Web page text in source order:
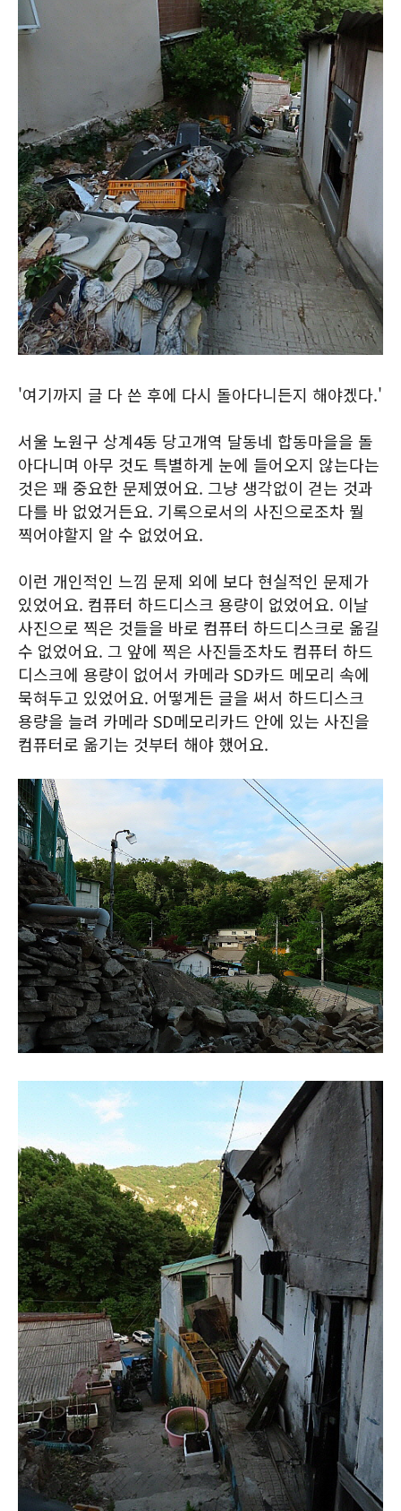
'여기까지 글 다 쓴 후에 다시 돌아다니든지 해야겠다.'
서울 노원구 상계4동 당고개역 달동네 합동마을을 돌
아다니며 아무 것도 특별하게 눈에 들어오지 않는다는
것은 꽤 중요한 문제였어요. 그냥 생각없이 걷는 것과
다를 바 없었거든요. 기록으로서의 사진으로조차 뭘
찍어야할지 알 수 없었어요.
이런 개인적인 느낌 문제 외에 보다 현실적인 문제가
있었어요. 컴퓨터 하드디스크 용량이 없었어요. 이날
사진으로 찍은 것들을 바로 컴퓨터 하드디스크로 옮길
수 없었어요. 그 앞에 찍은 사진들조차도 컴퓨터 하드
디스크에 용량이 없어서 카메라 SD카드 메모리 속에
묵혀두고 있었어요. 어떻게든 글을 써서 하드디스크
용량을 늘려 카메라 SD메모리카드 안에 있는 사진을
컴퓨터로 옮기는 것부터 해야 했어요.